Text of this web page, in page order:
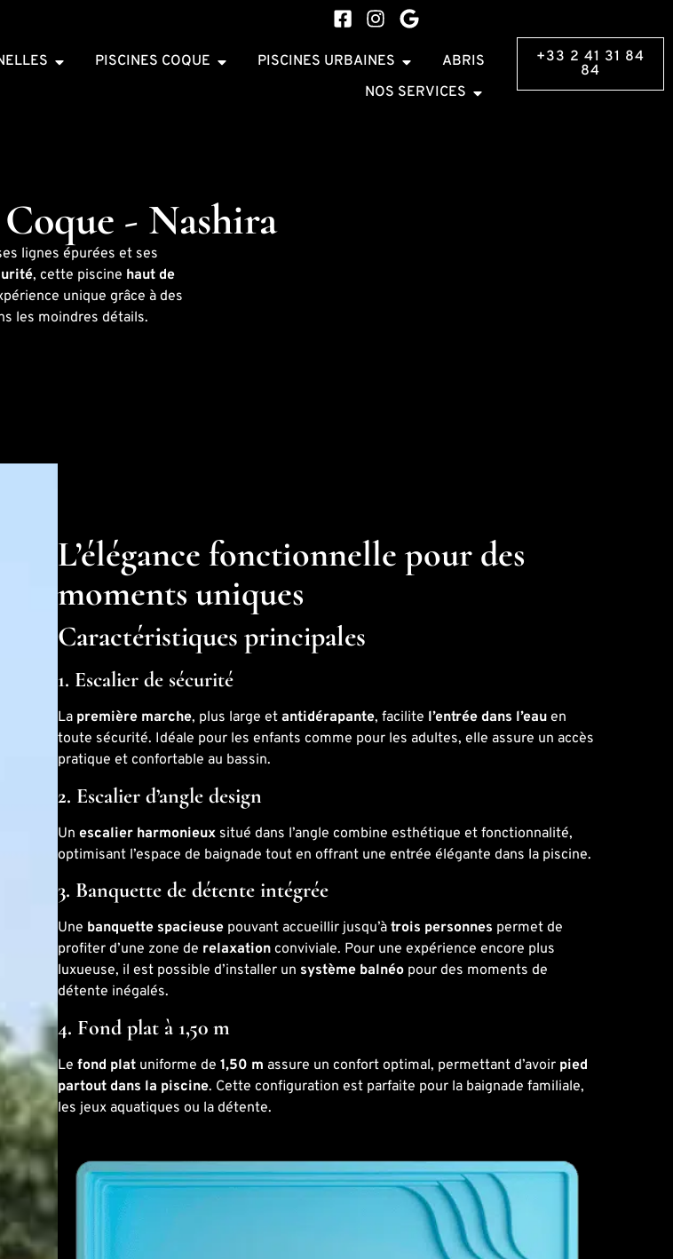
PISCINES COQUE PISCINES URBAINES
ABRIS
NOS SERVICES
+33 2 41 31 84
84
- Nashira
lignes épurées et ses
, cette piscine haut de
unique grâce à des
les moindres détails.
L’élégance fonctionnelle pour des
moments uniques
Caractéristiques principales
1. Escalier de sécurité
La première marche, plus large etantidérapante, facilite l’entrée dans l’eau en
toute sécurité. Idéale pour les enfants comme pour les adultes, elle assure un accès
pratique et confortable au bassin.
2. Escalier d’angle design
Unescalier harmonieux situé dans l’angle combine esthétique et fonctionnalité,
optimisant l’espace de baignade tout en offrant une entrée élégante dans la piscine.
3. Banquette de détente intégrée
Une banquette spacieuse pouvant accueillir jusqu’àtrois personnes permet de
profiter d’une zone de relaxation conviviale. Pour une expérience encore plus
luxueuse, il est possible d’installer un système balnéo pour des moments de
détente inégalés.
4. Fond plat à 1,50 m
Lefond plat uniforme de1,50 m assure un confort optimal, permettant d’avoir pied
partout dans la piscine. Cette configuration est parfaite pour la baignade familiale,
les jeux aquatiques ou la détente.